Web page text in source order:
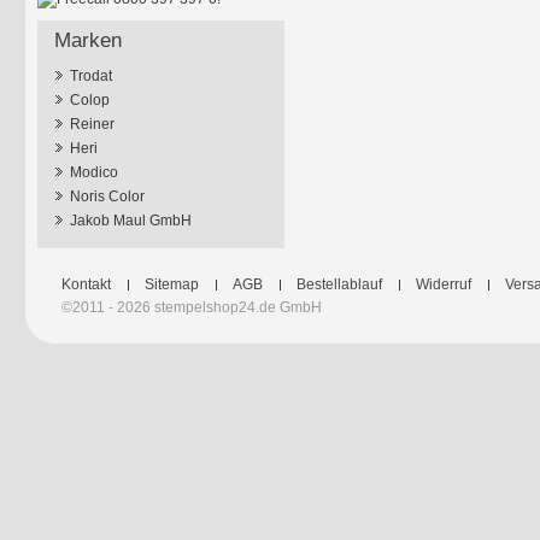
Marken
Trodat
Colop
Reiner
Heri
Modico
Noris Color
Jakob Maul GmbH
Kontakt Sitemap AGB Bestellablauf Widerruf
©2011 - 2026 stempelshop24.de GmbH